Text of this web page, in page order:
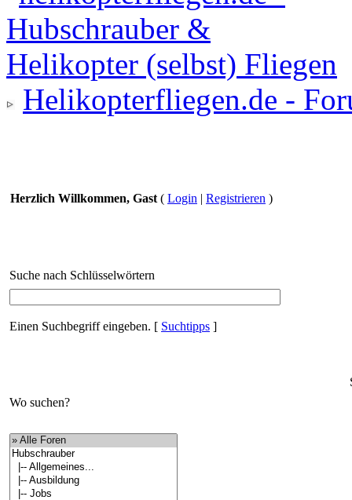
Helikopterfliegen.de -
Herzlich Willkommen, Gast ( Login | Registrieren )
Suche nach Schlüsselwörtern
Einen Suchbegriff eingeben. [ Suchtipps ]
Wo suchen?